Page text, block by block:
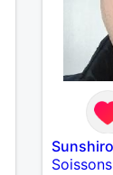
Soissons